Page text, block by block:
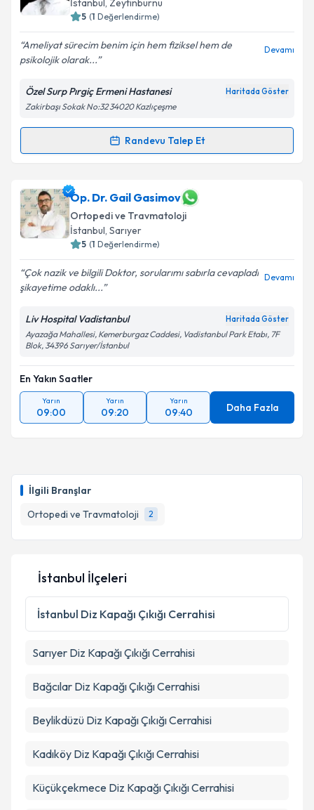
İlgili Branşlar
Ortopedi ve Travmatoloji
2
İstanbul , Zeytinburnu
5 (1 Değerlendirme)
Ameliyat sürecim benim için hem fiziksel hem de
psikolojik olarak...
Devamı
Özel Surp Pırgiç Ermeni Hastanesi Haritada Göster
Zakirbaşı Sokak No:32 34020 Kazlıçeşme
Randevu Talep Et
Randevu Takvimi Talebi
Op. Dr. Yücel Ağırdiliçin randevu takvimi talebi
oluşturun. Size bu uzmandan randevu almanız için bir
takvim hazırlandığında e-posta ile bilgilendireceğiz.
E-posta Adresiniz
Kişisel verilerimin işlenmesine ilişkin
Aydınlatma
Metni'ni okudum ve kişisel verilerimin belirtilen
kapsamda işlenmesini kabul ediyorum.
Takvim Talebini Gönder
Op. Dr. Gail Gasimov
Ortopedi ve Travmatoloji
İstanbul, Sarıyer
5 (1 Değerlendirme)
Çok nazik ve bilgili Doktor, sorularımı sabırla cevapladı
şikayetime odaklı...
Devamı
Liv Hospital Vadistanbul Haritada Göster
Ayazağa Mahallesi, Kemerburgaz Caddesi, Vadistanbul Park Etabı, 7F
Blok, 34396 Sarıyer/İstanbul
En Yakın Saatler
Yarın
09:00
Yarın
09:20
Yarın
09:40 Daha Fazla
İstanbul İlçeleri
İstanbul Diz Kapağı Çıkığı Cerrahisi
Sarıyer Diz Kapağı Çıkığı Cerrahisi
Bağcılar Diz Kapağı Çıkığı Cerrahisi
Beylikdüzü Diz Kapağı Çıkığı Cerrahisi
Kadıköy Diz Kapağı Çıkığı Cerrahisi
Küçükçekmece Diz Kapağı Çıkığı Cerrahisi